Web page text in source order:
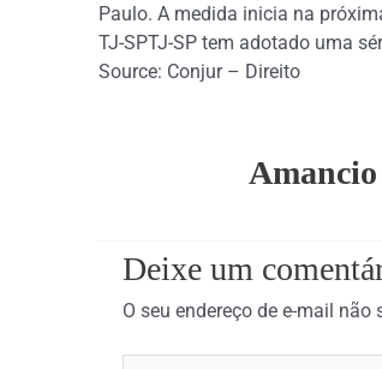
Paulo. A medida inicia na
TJ-SPTJ-SP tem adotado uma
Source: Conjur – Direito
Deixe um
O seu endereço de e-mail não